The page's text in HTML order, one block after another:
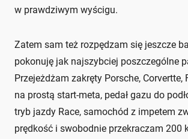
w prawdziwym wyścigu.
Zatem sam też rozpędzam się jeszcze
pokonuję jak najszybciej poszczególne
Przejeżdżam zakręty Porsche, Corvertte,
na prostą start-meta, pedał gazu do
tryb jazdy Race, samochód z impetem
prędkość i swobodnie przekraczam 200